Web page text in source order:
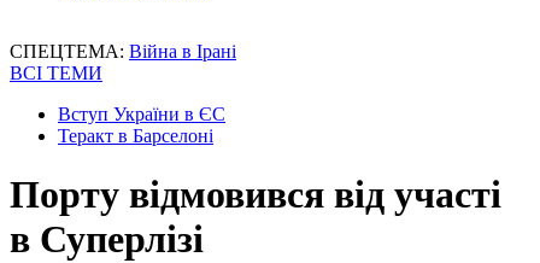
СПЕЦТЕМА: Війна в Ірані
ВСІ ТЕМИ
Вступ України в ЄС
Теракт в Барселоні
Порту відмовився від участі
в Суперлізі